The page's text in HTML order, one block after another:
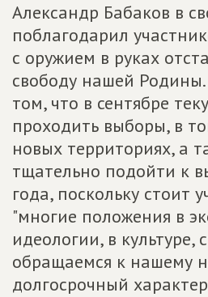
Александр Бабаков в
поблагодарил
с оружием в руках
свободу нашей
том, что в сентябре
проходить выборы, в
новых территориях, а
тщательно подойти к
года, поскольку стоит
"многие положения в
идеологии, в
обращаемся к нашему
долгосрочный